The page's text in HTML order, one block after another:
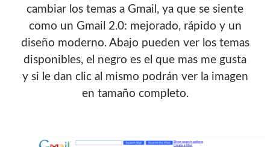
Donate
If you like this website or any of my work, consider to
give a small donation. It will help me to invest time on
creating content for this site.
cambiar los temas a Gmail, ya que se siente
como un Gmail 2.0: mejorado, rápido y un
diseño moderno. Abajo pueden ver los temas
disponibles, el negro es el que mas me gusta
y si le dan clic al mismo podrán ver la imagen
en tamaño completo.